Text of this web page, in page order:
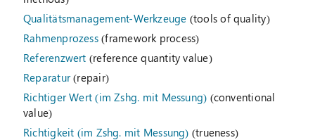
Qualitätsmanagement-Werkzeuge (tools of quality)
Rahmenprozess(framework process)
Referenzwert (reference quantity value)
Reparatur(repair)
Richtiger Wert (im Zshg. mit Messung) (conventional
value)
Richtigkeit (im Zshg. mit Messung) (trueness)